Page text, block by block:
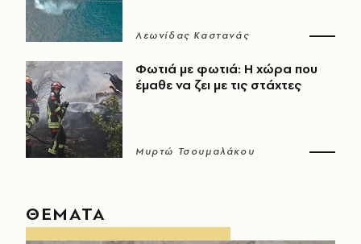
Λεωνίδας Καστανάς
Φωτιά με φωτιά: Η χώρα που
έμαθε να ζει με τις στάχτες
Μυρτώ Τσουμαλάκου
ΘΕΜΑΤΑ